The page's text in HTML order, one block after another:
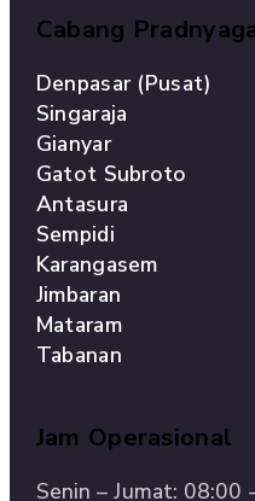
Cabang
Denpasar (Pusat)
Singaraja
Gianyar
Gatot Subroto
Antasura
Sempidi
Karangasem
Jimbaran
Mataram
Tabanan
Jam Operasional
Senin – Jumat: 08:00